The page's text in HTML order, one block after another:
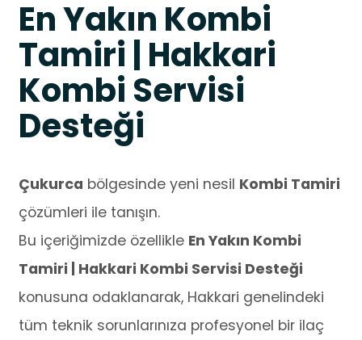
En Yakın Kombi
Tamiri | Hakkari
Kombi Servisi
Desteği
Çukurca bölgesinde yeni nesil Kombi Tamiri
çözümleri ile tanışın.
Bu içeriğimizde özellikle En Yakın Kombi
Tamiri | Hakkari Kombi Servisi Desteği
konusuna odaklanarak, Hakkari genelindeki
tüm teknik sorunlarınıza profesyonel bir ilaç